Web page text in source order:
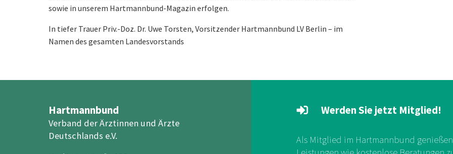
sowie in unserem Hartmannbund-Magazin erfolgen.
In tiefer Trauer Priv.-Doz. Dr. Uwe Torsten, Vorsitzender Hartmannbund LV Berlin – im
Namen des gesamten Landesvorstands
Hartmannbund
Verband der Ärztinnen und Ärzte
Deutschlands e.V.
Werden Sie jetzt Mitglied!
Als Mitglied im Hartmannbund